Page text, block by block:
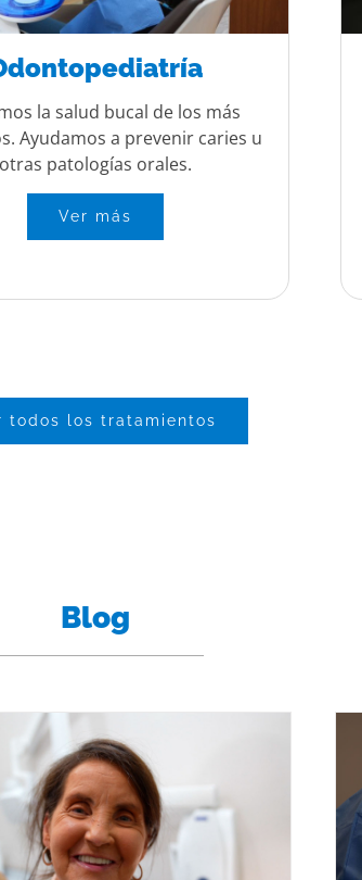
la salud bucal de los más
Ayudamos a prevenir caries u
otras patologías orales.
Ver más
todos los tratamientos
Blog